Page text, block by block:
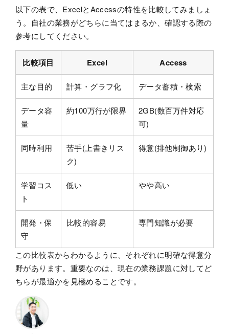
以下の表で、ExcelとAccessの特性を比較してみましょ
う。自社の業務がどちらに当てはまるか、確認する際の
参考にしてください。
比較項目 Excel Access
主な目的 計算・グラフ化 データ蓄積・検索
データ容
量
約100万行が限界
2GB(数百万件対応
可)
同時利用
苦手(上書きリス
ク)
得意(排他制御あり)
学習コス
ト
低い やや高い
開発・保
守
比較的容易 専門知識が必要
この比較表からわかるように、それぞれに明確な得意分
野があります。重要なのは、現在の業務課題に対してど
ちらが最適かを見極めることです。